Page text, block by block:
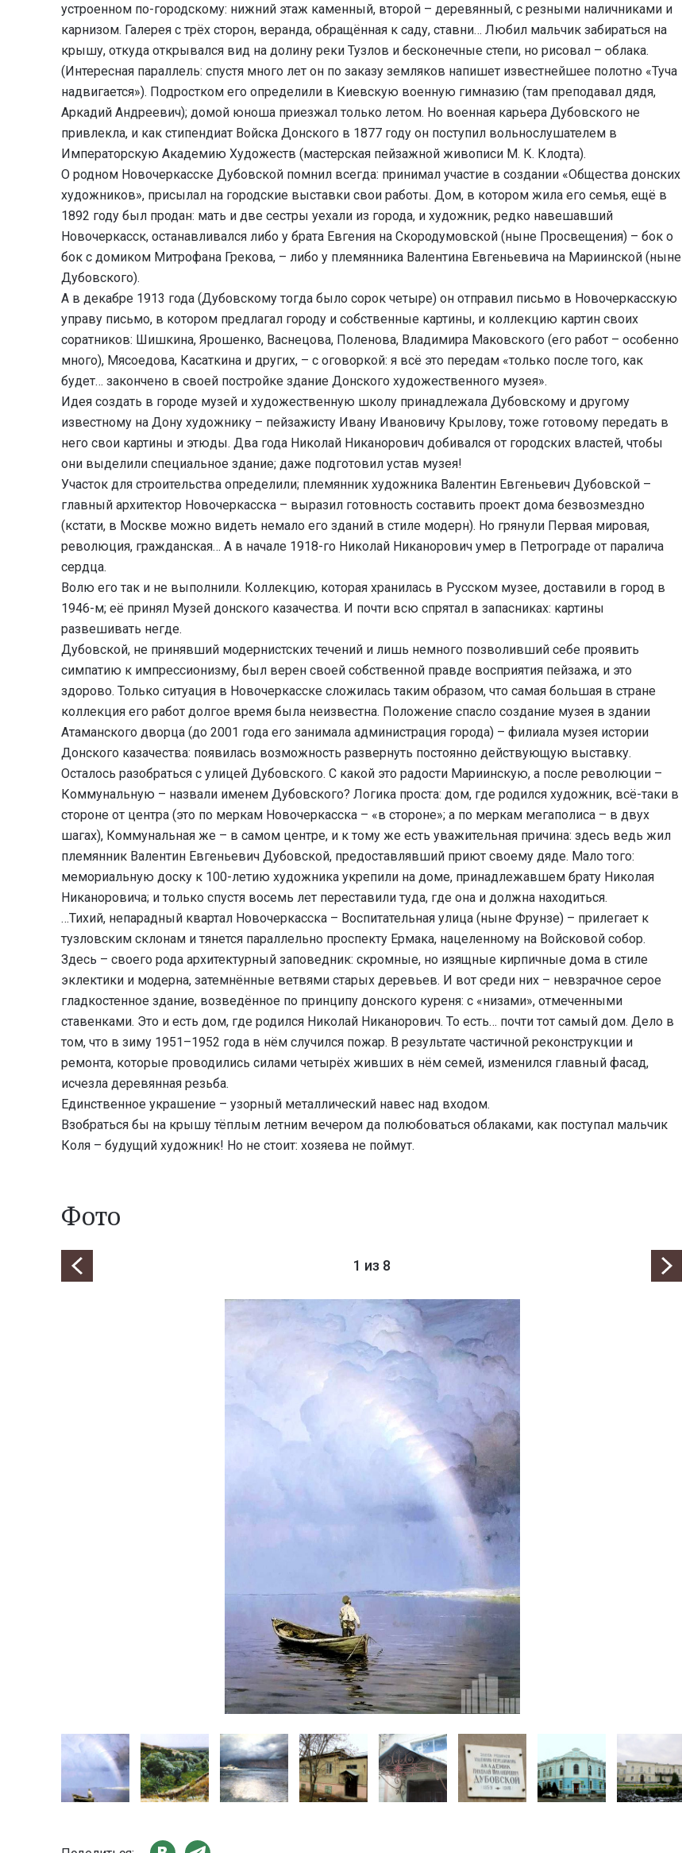
устроенном по-городскому: нижний этаж каменный, второй – деревянный, с резными наличниками и
карнизом. Галерея с трёх сторон, веранда, обращённая к саду, ставни… Любил мальчик забираться на
крышу, откуда открывался вид на долину реки Тузлов и бесконечные степи, но рисовал – облака.
(Интересная параллель: спустя много лет он по заказу земляков напишет известнейшее полотно «Туча
надвигается»). Подростком его определили в Киевскую военную гимназию (там преподавал дядя,
Аркадий Андреевич); домой юноша приезжал только летом. Но военная карьера Дубовского не
привлекла, и как стипендиат Войска Донского в 1877 году он поступил вольнослушателем в
Императорскую Академию Художеств (мастерская пейзажной живописи М. К. Клодта).
О родном Новочеркасске Дубовской помнил всегда: принимал участие в создании «Общества донских
художников», присылал на городские выставки свои работы. Дом, в котором жила его семья, ещё в
1892 году был продан: мать и две сестры уехали из города, и художник, редко навешавший
Новочеркасск, останавливался либо у брата Евгения на Скородумовской (ныне Просвещения) – бок о
бок с домиком Митрофана Грекова, – либо у племянника Валентина Евгеньевича на Мариинской (ныне
Дубовского).
А в декабре 1913 года (Дубовскому тогда было сорок четыре) он отправил письмо в Новочеркасскую
управу письмо, в котором предлагал городу и собственные картины, и коллекцию картин своих
соратников: Шишкина, Ярошенко, Васнецова, Поленова, Владимира Маковского (его работ – особенно
много), Мясоедова, Касаткина и других, – с оговоркой: я всё это передам «только после того, как
будет… закончено в своей постройке здание Донского художественного музея».
Идея создать в городе музей и художественную школу принадлежала Дубовскому и другому
известному на Дону художнику – пейзажисту Ивану Ивановичу Крылову, тоже готовому передать в
него свои картины и этюды. Два года Николай Никанорович добивался от городских властей, чтобы
они выделили специальное здание; даже подготовил устав музея!
Участок для строительства определили; племянник художника Валентин Евгеньевич Дубовской –
главный архитектор Новочеркасска – выразил готовность составить проект дома безвозмездно
(кстати, в Москве можно видеть немало его зданий в стиле модерн). Но грянули Первая мировая,
революция, гражданская… А в начале 1918-го Николай Никанорович умер в Петрограде от паралича
сердца.
Волю его так и не выполнили. Коллекцию, которая хранилась в Русском музее, доставили в город в
1946-м; её принял Музей донского казачества. И почти всю спрятал в запасниках: картины
развешивать негде.
Дубовской, не принявший модернистских течений и лишь немного позволивший себе проявить
симпатию к импрессионизму, был верен своей собственной правде восприятия пейзажа, и это
здорово. Только ситуация в Новочеркасске сложилась таким образом, что самая большая в стране
коллекция его работ долгое время была неизвестна. Положение спасло создание музея в здании
Атаманского дворца (до 2001 года его занимала администрация города) – филиала музея истории
Донского казачества: появилась возможность развернуть постоянно действующую выставку.
Осталось разобраться с улицей Дубовского. С какой это радости Мариинскую, а после революции –
Коммунальную – назвали именем Дубовского? Логика проста: дом, где родился художник, всё-таки в
стороне от центра (это по меркам Новочеркасска – «в стороне»; а по меркам мегаполиса – в двух
шагах), Коммунальная же – в самом центре, и к тому же есть уважительная причина: здесь ведь жил
племянник Валентин Евгеньевич Дубовской, предоставлявший приют своему дяде. Мало того:
мемориальную доску к 100-летию художника укрепили на доме, принадлежавшем брату Николая
Никаноровича; и только спустя восемь лет переставили туда, где она и должна находиться.
…Тихий, непарадный квартал Новочеркасска – Воспитательная улица (ныне Фрунзе) – прилегает к
тузловским склонам и тянется параллельно проспекту Ермака, нацеленному на Войсковой собор.
Здесь – своего рода архитектурный заповедник: скромные, но изящные кирпичные дома в стиле
эклектики и модерна, затемнённые ветвями старых деревьев. И вот среди них – невзрачное серое
гладкостенное здание, возведённое по принципу донского куреня: с «низами», отмеченными
ставенками. Это и есть дом, где родился Николай Никанорович. То есть… почти тот самый дом. Дело в
том, что в зиму 1951–1952 года в нём случился пожар. В результате частичной реконструкции и
ремонта, которые проводились силами четырёх живших в нём семей, изменился главный фасад,
исчезла деревянная резьба.
Единственное украшение – узорный металлический навес над входом.
Взобраться бы на крышу тёплым летним вечером да полюбоваться облаками, как поступал мальчик
Коля – будущий художник! Но не стоит: хозяева не поймут.
Фото
1 из 8